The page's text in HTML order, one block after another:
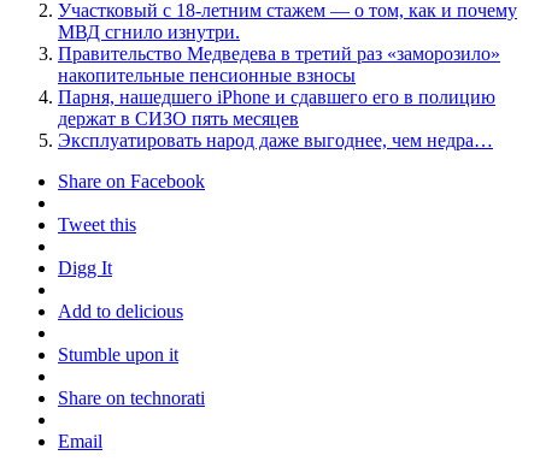
Участковый с 18-летним стажем — о том, как и почему
МВД сгнило изнутри.
Правительство Медведева в третий раз «заморозило»
накопительные пенсионные взносы
Парня, нашедшего iPhone и сдавшего его в полицию
держат в СИЗО пять месяцев
Эксплуатировать народ даже выгоднее, чем недра…
Share on Facebook
Tweet this
Digg It
Add to delicious
Stumble upon it
Share on technorati
Email